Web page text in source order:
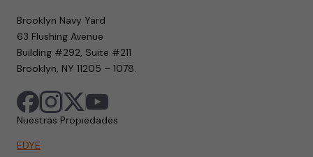
Brooklyn Navy Yard
63 Flushing Avenue
Building #292, Suite #211
Brooklyn, NY 11205 – 1078.
Nuestras Propiedades
EDYE